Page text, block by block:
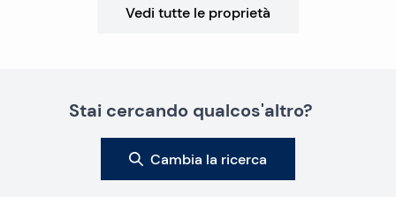
Vedi tutte le proprietà
Stai cercando qualcos'altro?
Cambia la ricerca